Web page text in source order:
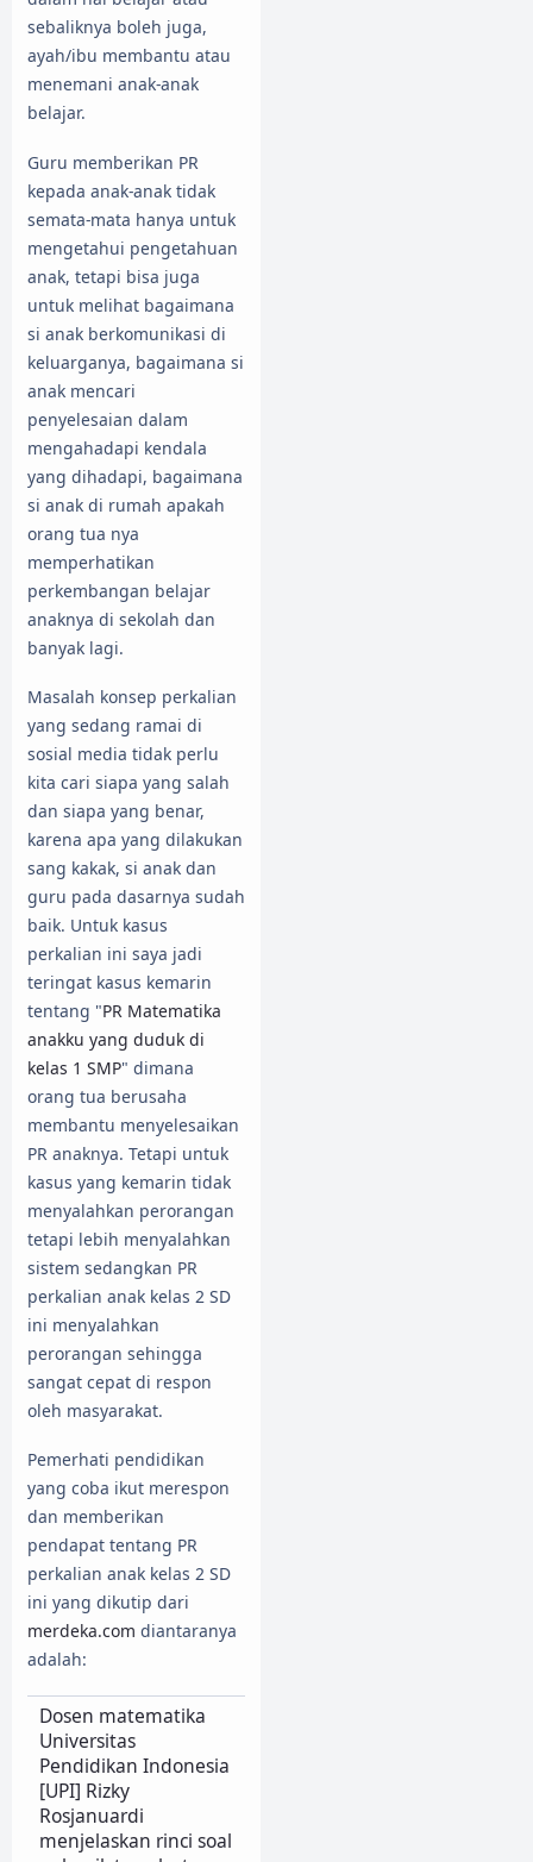
sebaliknya boleh juga,
ayah/ibu membantu atau
menemani anak-anak
belajar.
Guru memberikan PR
kepada anak-anak tidak
semata-mata hanya untuk
mengetahui pengetahuan
anak, tetapi bisa juga
untuk melihat bagaimana
si anak berkomunikasi di
keluarganya, bagaimana si
anak mencari
penyelesaian dalam
mengahadapi kendala
yang dihadapi, bagaimana
si anak di rumah apakah
orang tua nya
memperhatikan
perkembangan belajar
anaknya di sekolah dan
banyak lagi.
Masalah konsep perkalian
yang sedang ramai di
sosial media tidak perlu
kita cari siapa yang salah
dan siapa yang benar,
karena apa yang dilakukan
sang kakak, si anak dan
guru pada dasarnya sudah
baik. Untuk kasus
perkalian ini saya jadi
teringat kasus kemarin
tentang "PR Matematika
anakku yang duduk di
kelas 1 SMP" dimana
orang tua berusaha
membantu menyelesaikan
PR anaknya. Tetapi untuk
kasus yang kemarin tidak
menyalahkan perorangan
tetapi lebih menyalahkan
sistem sedangkan PR
perkalian anak kelas 2 SD
ini menyalahkan
perorangan sehingga
sangat cepat di respon
oleh masyarakat.
Pemerhati pendidikan
yang coba ikut merespon
dan memberikan
pendapat tentang PR
perkalian anak kelas 2 SD
ini yang dikutip dari
merdeka.com diantaranya
adalah:
Dosen matematika
Universitas
Pendidikan Indonesia
[UPI] Rizky
Rosjanuardi
menjelaskan rinci soal